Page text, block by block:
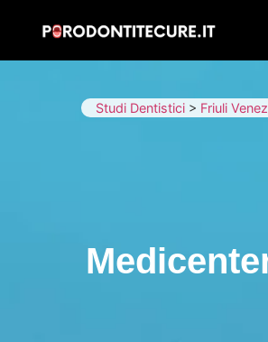
Studi Dentistici > Friuli